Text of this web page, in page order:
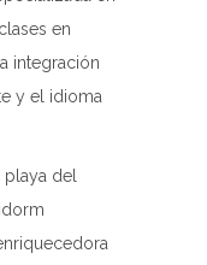
en
integración
y el idioma
del